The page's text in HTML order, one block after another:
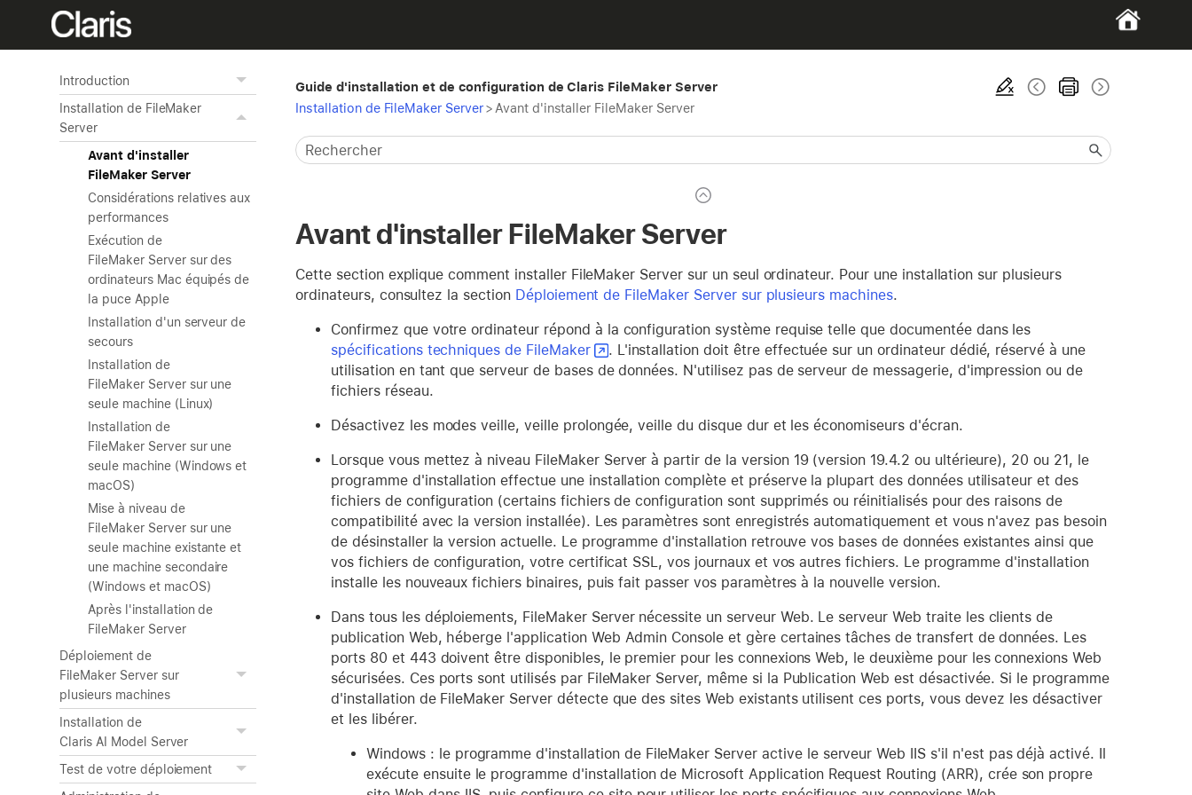
Introduction
Installation de FileMaker
Server
Avant d'installer
FileMaker Server
Considérations relatives aux
performances
Exécution de
FileMaker Server sur des
ordinateurs Mac équipés de
la puce Apple
Installation d'un serveur de
secours
Installation de
FileMaker Server sur une
seule machine (Linux)
Installation de
FileMaker Server sur une
seule machine (Windows et
macOS)
Mise à niveau de
FileMaker Server sur une
seule machine existante et
une machine secondaire
(Windows et macOS)
Après l'installation de
FileMaker Server
Déploiement de
FileMaker Server sur
plusieurs machines
Installation de
Claris AI Model Server
Test de votre déploiement
Guide d'installation et de configuration de Claris FileMaker Server
Installation de FileMaker Server> Avant d'installer FileMaker Server
Avant d'installer FileMaker Server
Cette section explique comment installer FileMaker Server sur un seul ordinateur. Pour une installation sur plusieurs
ordinateurs, consultez la section Déploiement de FileMaker Server sur plusieurs machines.
Confirmez que votre ordinateur répond à la configuration système requise telle que documentée dans les
spécifications techniques de FileMaker
. L'installation doit être effectuée sur un ordinateur dédié, réservé à une
utilisation en tant que serveur de bases de données. N'utilisez pas de serveur de messagerie, d'impression ou de
fichiers réseau.
Désactivez les modes veille, veille prolongée, veille du disque dur et les économiseurs d'écran.
Lorsque vous mettez à niveau FileMaker Server à partir de la version 19 (version 19.4.2 ou ultérieure), 20 ou 21, le
programme d'installation effectue une installation complète et préserve la plupart des données utilisateur et des
fichiers de configuration (certains fichiers de configuration sont supprimés ou réinitialisés pour des raisons de
compatibilité avec la version installée). Les paramètres sont enregistrés automatiquement et vous n'avez pas besoin
de désinstaller la version actuelle. Le programme d'installation retrouve vos bases de données existantes ainsi que
vos fichiers de configuration, votre certificat SSL, vos journaux et vos autres fichiers. Le programme d'installation
installe les nouveaux fichiers binaires, puis fait passer vos paramètres à la nouvelle version.
Dans tous les déploiements, FileMaker Server nécessite un serveur Web. Le serveur Web traite les clients de
publication Web, héberge l'application Web Admin Console et gère certaines tâches de transfert de données. Les
ports 80 et 443 doivent être disponibles, le premier pour les connexions Web, le deuxième pour les connexions Web
sécurisées. Ces ports sont utilisés par FileMaker Server, même si la Publication Web est désactivée. Si le programme
d'installation de FileMaker Server détecte que des sites Web existants utilisent ces ports, vous devez les désactiver
et les libérer.
Windows : le programme d'installation de FileMaker Server active le serveur Web IIS s'il n'est pas déjà activé. Il
exécute ensuite le programme d'installation de Microsoft Application Request Routing (ARR), crée son propre